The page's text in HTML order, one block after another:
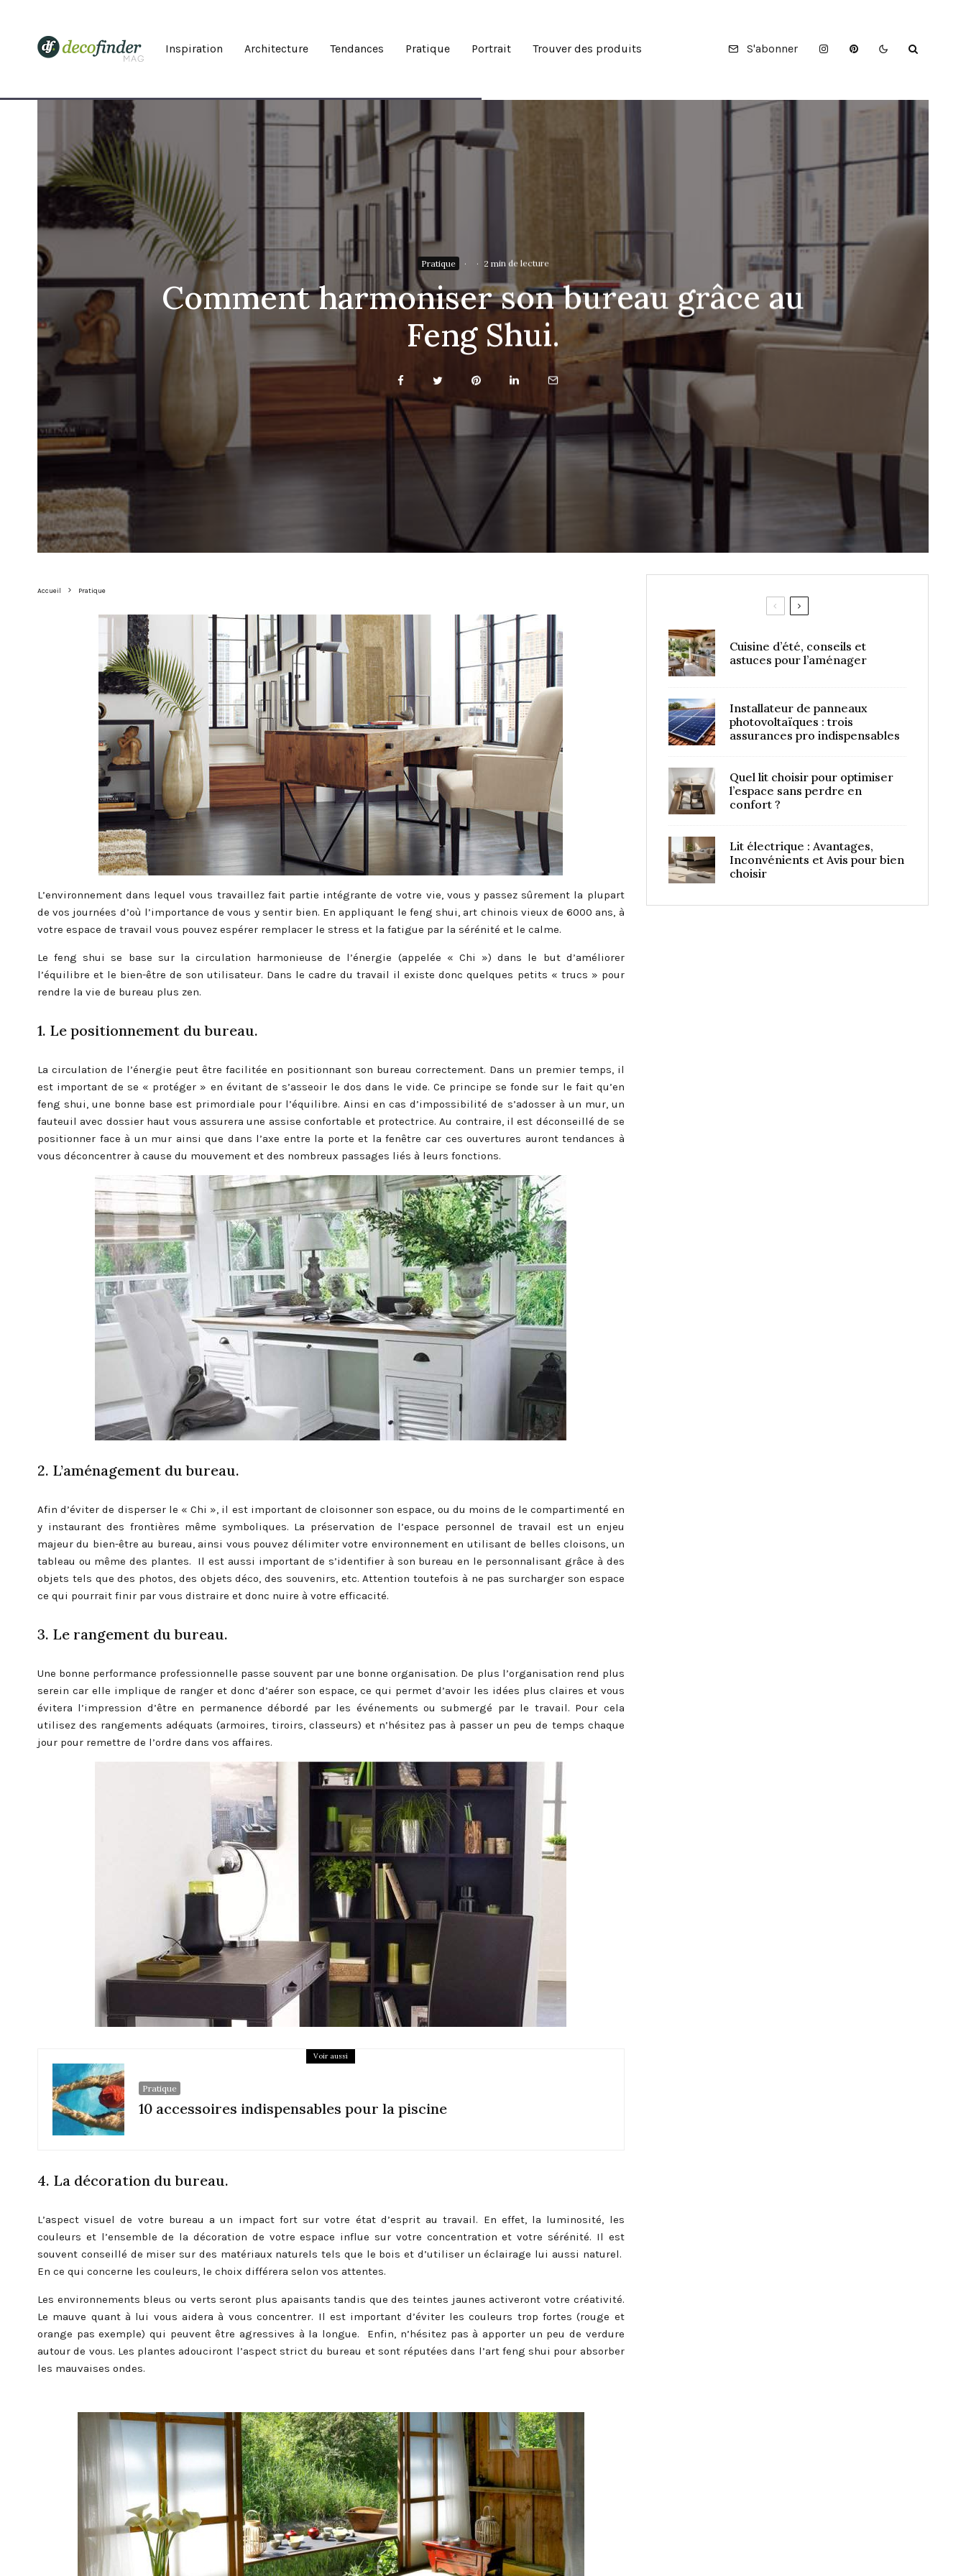
Inspiration Architecture Tendances Pratique Portrait Trouver des produits S'abonner
Pratique · · 2 min de lecture
Comment harmoniser son bureau grâce au
Feng Shui.
Accueil Pratique
L’environnement dans lequel vous travaillez fait partie intégrante de votre vie, vous y passez sûrement la plupart
de vos journées d’où l’importance de vous y sentir bien. En appliquant le feng shui, art chinois vieux de 6000 ans, à
votre espace de travail vous pouvez espérer remplacer le stress et la fatigue par la sérénité et le calme.
Le feng shui se base sur la circulation harmonieuse de l’énergie (appelée « Chi ») dans le but d’améliorer
l’équilibre et le bien-être de son utilisateur. Dans le cadre du travail il existe donc quelques petits « trucs » pour
rendre la vie de bureau plus zen.
1. Le positionnement du bureau.
La circulation de l’énergie peut être facilitée en positionnant son bureau correctement. Dans un premier temps, il
est important de se « protéger » en évitant de s’asseoir le dos dans le vide. Ce principe se fonde sur le fait qu’en
feng shui, une bonne base est primordiale pour l’équilibre. Ainsi en cas d’impossibilité de s’adosser à un mur, un
fauteuil avec dossier haut vous assurera une assise confortable et protectrice. Au contraire, il est déconseillé de se
positionner face à un mur ainsi que dans l’axe entre la porte et la fenêtre car ces ouvertures auront tendances à
vous déconcentrer à cause du mouvement et des nombreux passages liés à leurs fonctions.
2. L’aménagement du bureau.
Afin d’éviter de disperser le « Chi », il est important de cloisonner son espace, ou du moins de le compartimenté en
y instaurant des frontières même symboliques. La préservation de l’espace personnel de travail est un enjeu
majeur du bien-être au bureau, ainsi vous pouvez délimiter votre environnement en utilisant de belles cloisons, un
tableau ou même des plantes. Il est aussi important de s’identifier à son bureau en le personnalisant grâce à des
objets tels que des photos, des objets déco, des souvenirs, etc. Attention toutefois à ne pas surcharger son espace
ce qui pourrait finir par vous distraire et donc nuire à votre efficacité.
3. Le rangement du bureau.
Une bonne performance professionnelle passe souvent par une bonne organisation. De plus l’organisation rend plus
serein car elle implique de ranger et donc d’aérer son espace, ce qui permet d’avoir les idées plus claires et vous
évitera l’impression d’être en permanence débordé par les événements ou submergé par le travail. Pour cela
utilisez des rangements adéquats (armoires, tiroirs, classeurs) et n’hésitez pas à passer un peu de temps chaque
jour pour remettre de l’ordre dans vos affaires.
Voir aussi
Pratique
10 accessoires indispensables pour la piscine
4. La décoration du bureau.
L’aspect visuel de votre bureau a un impact fort sur votre état d’esprit au travail. En effet, la luminosité, les
couleurs et l’ensemble de la décoration de votre espace influe sur votre concentration et votre sérénité. Il est
souvent conseillé de miser sur des matériaux naturels tels que le bois et d’utiliser un éclairage lui aussi naturel.
En ce qui concerne les couleurs, le choix différera selon vos attentes.
Les environnements bleus ou verts seront plus apaisants tandis que des teintes jaunes activeront votre créativité.
Le mauve quant à lui vous aidera à vous concentrer. Il est important d’éviter les couleurs trop fortes (rouge et
orange pas exemple) qui peuvent être agressives à la longue. Enfin, n’hésitez pas à apporter un peu de verdure
autour de vous. Les plantes adouciront l’aspect strict du bureau et sont réputées dans l’art feng shui pour absorber
les mauvaises ondes.
Cuisine d’été, conseils et
astuces pour l’aménager
Installateur de panneaux
photovoltaïques : trois
assurances pro indispensables
Quel lit choisir pour optimiser
l’espace sans perdre en
confort ?
Lit électrique : Avantages,
Inconvénients et Avis pour bien
choisir